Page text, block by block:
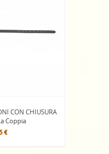
CON CHIUSURA
Coppia
€